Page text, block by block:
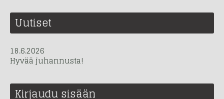
Uutiset
18.6.2026
Hyvää juhannusta!
Kirjaudu sisään